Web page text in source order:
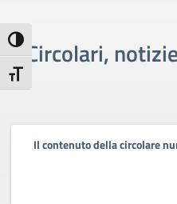
Attiva/disattiva alto contrasto
Attiva/disattiva dimensione testo
Circolari,
Il contenuto della circolare